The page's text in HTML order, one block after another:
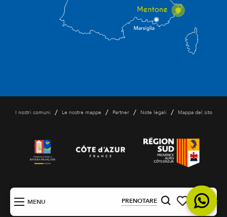
MENU PRENOTARE
Ricerca
IT
I nostri comuni / Le nostre mappe / Partner / Note legali / Mappa del sito